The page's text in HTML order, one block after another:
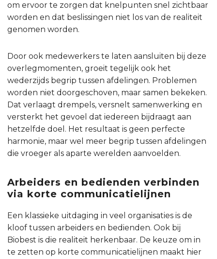
om ervoor te zorgen dat knelpunten snel zichtbaar
worden en dat beslissingen niet los van de realiteit
genomen worden.
Door ook medewerkers te laten aansluiten bij deze
overlegmomenten, groeit tegelijk ook het
wederzijds begrip tussen afdelingen. Problemen
worden niet doorgeschoven, maar samen bekeken.
Dat verlaagt drempels, versnelt samenwerking en
versterkt het gevoel dat iedereen bijdraagt aan
hetzelfde doel. Het resultaat is geen perfecte
harmonie, maar wel meer begrip tussen afdelingen
die vroeger als aparte werelden aanvoelden.
Arbeiders en bedienden verbinden
via korte communicatielijnen
Een klassieke uitdaging in veel organisaties is de
kloof tussen arbeiders en bedienden. Ook bij
Biobest is die realiteit herkenbaar. De keuze om in
te zetten op korte communicatielijnen maakt hier